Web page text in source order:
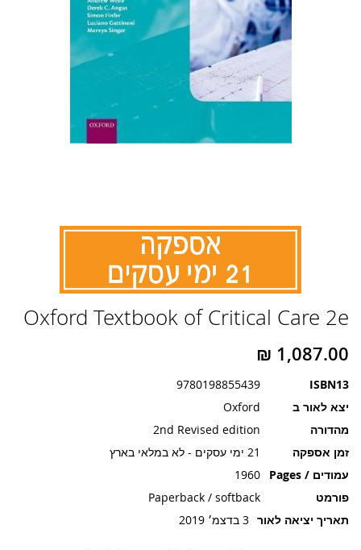
Oxford Textbook of Critical Care 2e
ISBN13
9780198855439
יצא לאור ב
Oxford
מהדורה
2nd Revised edition
זמן אספקה
21 ימי עסקים - לא במלאי בארץ
עמודים / Pages
1960
פורמט
Paperback / softback
תאריך יציאה לאור 3 בדצמ׳ 2019
להתחלה
גלריית
תמונות